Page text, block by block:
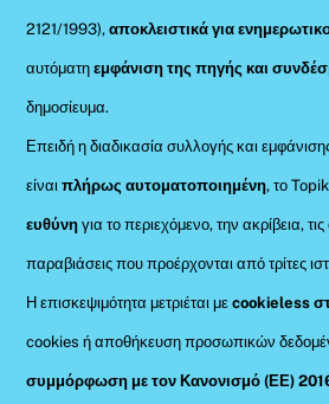
2121/1993), αποκλειστικά για
αυτόματηεμφάνιση της πηγής και
δημοσίευμα.
Επειδή η διαδικασία συλλογής και
είναιπλήρως αυτοματοποιημένη, το
ευθύνη για το περιεχόμενο, την ακρίβεια,
παραβιάσεις που προέρχονται από τρίτες
Η επισκεψιμότητα μετριέται μεcookieless
cookies ή αποθήκευση προσωπικών
συμμόρφωση με τον Κανονισμό (ΕΕ)